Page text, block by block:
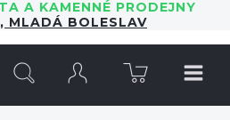
A KAMENNÉ PRODEJNY
, MLADÁ BOLESLAV